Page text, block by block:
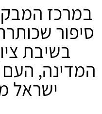
במרכז
סיפור
בשיבת
המדינה, העם
ישראל